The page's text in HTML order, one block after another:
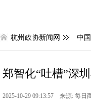
杭州政协新闻网 中
郑智化“吐槽”深
2025-10-29 09:13:57 来源: 每日